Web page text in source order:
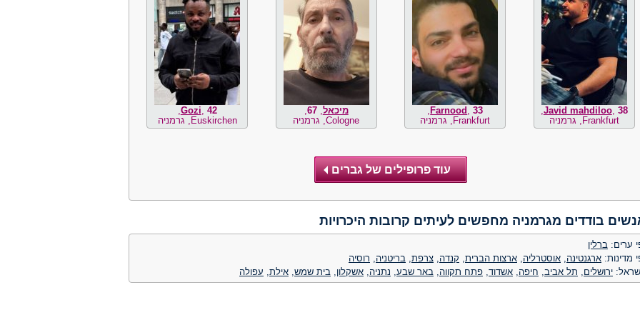
Javid mahdiloo, 38
,
Frankfurt, גרמניה
Farnood ,33
,
Frankfurt, גרמניה
מיכאל,
67
,
Cologne, גרמניה
Gozi, 42
,
Euskirchen, גרמניה
בודדים מגרמניה מחפשים לעיתים קרובות היכרויות
ערים: ברלין
מדינות: ארגנטינה, אוסטרליה, ארצות הברית, קנדה, צרפת, בריטניה, רוסיה
ירושלים, תל אביב, חיפה, אשדוד, פתח תקווה, באר שבע, נתניה, אשקלון, בית שמש, אילת, עפולה